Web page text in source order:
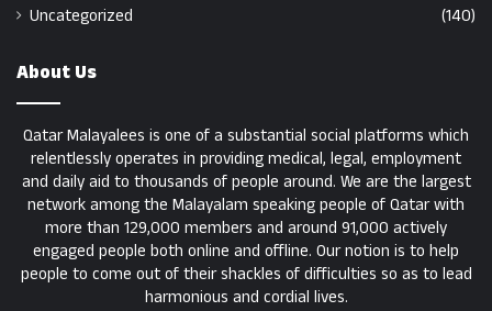
Uncategorized
(140)
About Us
Qatar Malayalees is one of a substantial social platforms which
relentlessly operates in providing medical, legal, employment
and daily aid to thousands of people around. We are the largest
network among the Malayalam speaking people of Qatar with
more than 129,000 members and around 91,000 actively
engaged people both online and offline. Our notion is to help
people to come out of their shackles of difficulties so as to lead
harmonious and cordial lives.